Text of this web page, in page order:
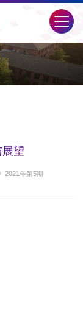
望
2021年第5期